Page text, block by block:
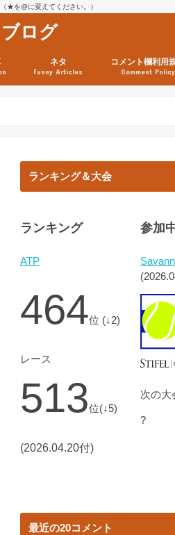
★を@に変えてください。）
ログ
ネタ
Funny Articles
コメント欄利用
Comment Policy
ランキング＆大会
ランキング
ATP
464位 (↓2)
レース
513位(↓5)
(2026.04.20付)
参加
次の大
?
最近の20コメント